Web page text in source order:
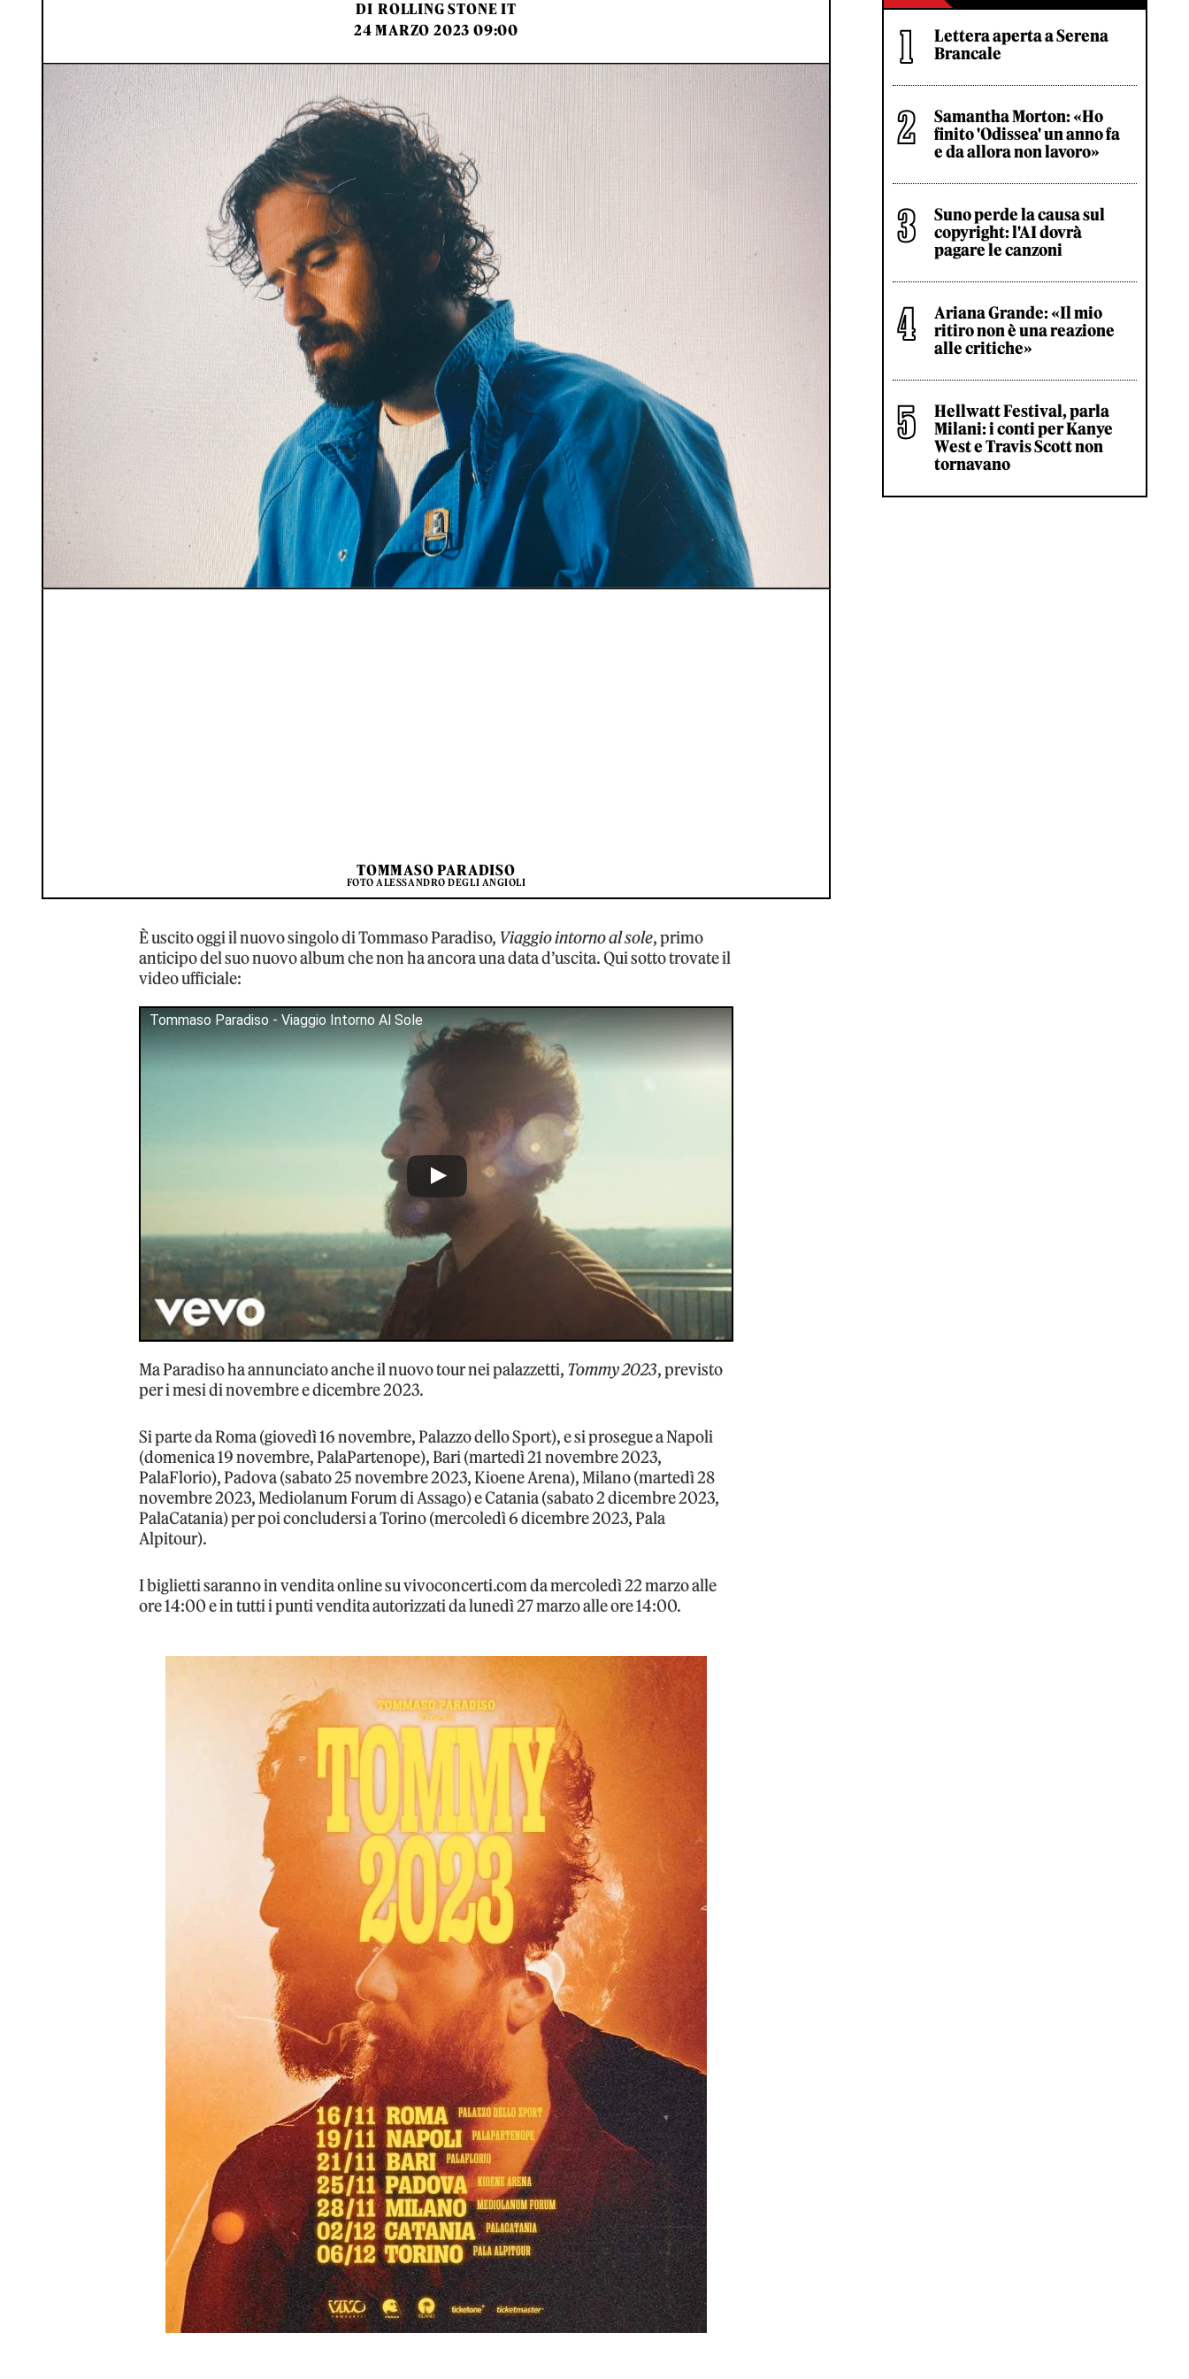
DI ROLLING STONE IT
24 MARZO 2023 09:00
TOMMASO PARADISO
FOTO ALESSANDRO DEGLI ANGIOLI
È uscito oggi il nuovo singolo di Tommaso Paradiso, Viaggio intorno al sole, primo
anticipo del suo nuovo album che non ha ancora una data d’uscita. Qui sotto trovate il
video ufficiale:
Tommaso Paradiso - Viaggio Intorno Al Sole
Ma Paradiso ha annunciato anche il nuovo tour nei palazzetti, Tommy 2023, previsto
per i mesi di novembre e dicembre 2023.
Si parte da Roma (giovedì 16 novembre, Palazzo dello Sport), e si prosegue a Napoli
(domenica 19 novembre, PalaPartenope), Bari (martedì 21 novembre 2023,
PalaFlorio), Padova (sabato 25 novembre 2023, Kioene Arena), Milano (martedì 28
novembre 2023, Mediolanum Forum di Assago) e Catania (sabato 2 dicembre 2023,
PalaCatania) per poi concludersi a Torino (mercoledì 6 dicembre 2023, Pala
Alpitour).
I biglietti saranno in vendita online su vivoconcerti.com da mercoledì 22 marzo alle
ore 14:00 e in tutti i punti vendita autorizzati da lunedì 27 marzo alle ore 14:00.
Lettera aperta a Serena
Brancale
Samantha Morton: «Ho
finito 'Odissea' un anno fa
e da allora non lavoro»
Suno perde la causa sul
copyright: l'AI dovrà
pagare le canzoni
Ariana Grande: «Il mio
ritiro non è una reazione
alle critiche»
Hellwatt Festival, parla
Milani: i conti per Kanye
West e Travis Scott non
tornavano